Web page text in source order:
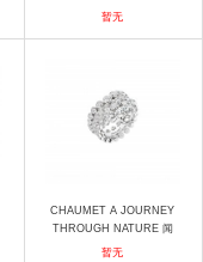
DE CHAUMET 083944 戒
暂无
CHAUMET A JOURNEY
THROUGH NATURE 闻
香撷芳高定珠宝套系Peppe
暂无